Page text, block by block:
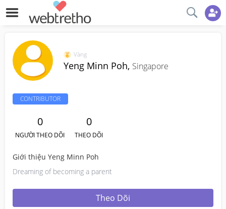
Vàng
Yeng Minn Poh, Singapore
CONTRIBUTOR
0
NGƯỜI THEO DÕI
0
THEO DÕI
Giới thiệu Yeng Minn Poh
Dreaming of becoming a parent
Theo Dõi